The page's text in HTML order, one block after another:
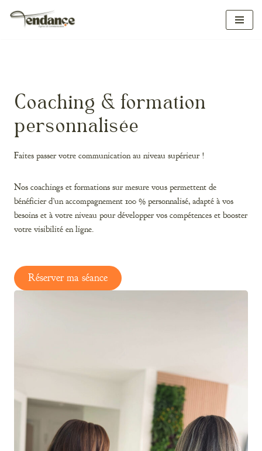
Coaching & formation
personnalisée
Faites passer votre communication au niveau supérieur !
Nos coachings et formations sur mesure vous permettent de
bénéficier d’un accompagnement 100 % personnalisé, adapté à vos
besoins et à votre niveau pour développer vos compétences et booster
votre visibilité en ligne.
Réserver ma séance